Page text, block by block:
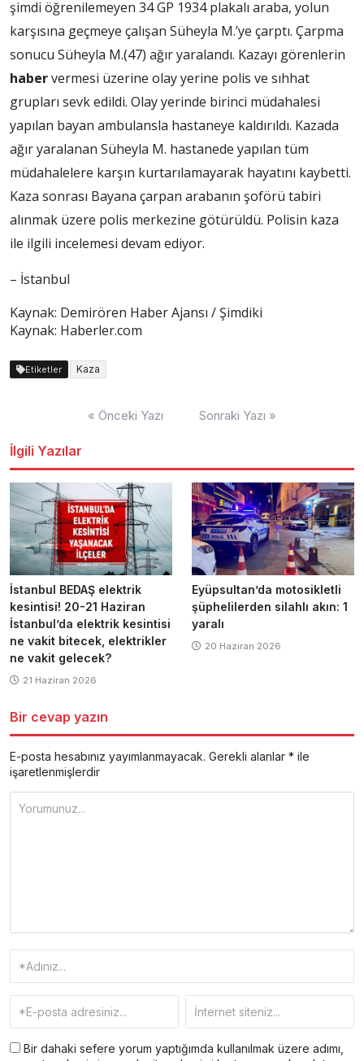
şimdi öğrenilemeyen 34 GP 1934 plakalı araba, yolun
karşısına geçmeye çalışan Süheyla M.’ye çarptı. Çarpma
sonucu Süheyla M.(47) ağır yaralandı. Kazayı görenlerin
habervermesi üzerine olay yerine polis ve sıhhat
grupları sevk edildi. Olay yerinde birinci müdahalesi
yapılan bayan ambulansla hastaneye kaldırıldı. Kazada
ağır yaralanan Süheyla M. hastanede yapılan tüm
müdahalelere karşın kurtarılamayarak hayatını kaybetti.
Kaza sonrası Bayana çarpan arabanın şoförü tabiri
alınmak üzere polis merkezine götürüldü. Polisin kaza
ile ilgili incelemesi devam ediyor.
– İstanbul
Kaynak: Demirören Haber Ajansı / Şimdiki
Kaynak: Haberler.com
Etiketler Kaza
« Önceki Yazı Sonraki Yazı »
İlgili Yazılar
İstanbul BEDAŞ elektrik
kesintisi! 20-21 Haziran
İstanbul’da elektrik kesintisi
ne vakit bitecek, elektrikler
ne vakit gelecek?
21 Haziran 2026
Eyüpsultan’da motosikletli
şüphelilerden silahlı akın: 1
yaralı
20 Haziran 2026
Bir cevap yazın
E-posta hesabınız yayımlanmayacak. Gerekli alanlar * ile
işaretlenmişlerdir
Bir dahaki sefere yorum yaptığımda kullanılmak üzere adımı,